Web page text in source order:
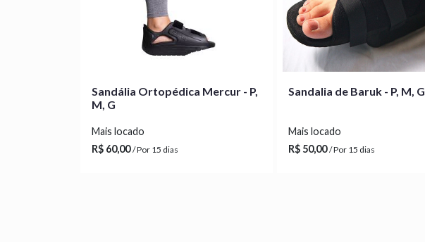
Sandália Ortopédica Mercur - P,
M, G
Mais locado
R$ 60,00/ Por 15 dias
Sandalia de Baruk - P, M, G
Mais locado
R$ 50,00/ Por 15 dias